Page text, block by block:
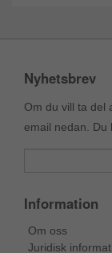
Nyhetsbrev
Om du vill ta del
email nedan. Du
Information
Om oss
Juridisk